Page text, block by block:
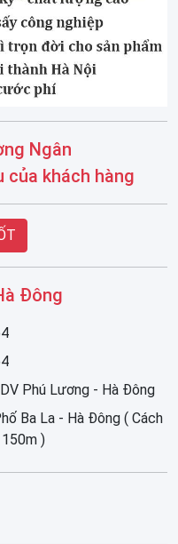
Ngân
của khách hàng
Đông
Phú Lương - Hà Đông
Ba La - Hà Đông ( Cách
150m )